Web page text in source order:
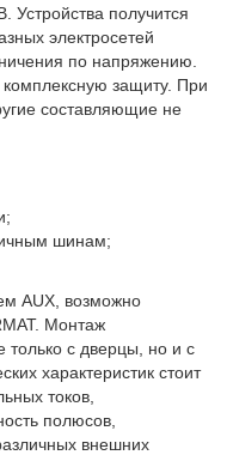
Устройства получится
электросетей
по напряжению.
комплексную защиту. При
составляющие не
шинам;
AUX, возможно
Монтаж
с дверцы, но и с
характеристик стоит
токов,
полюсов,
внешних